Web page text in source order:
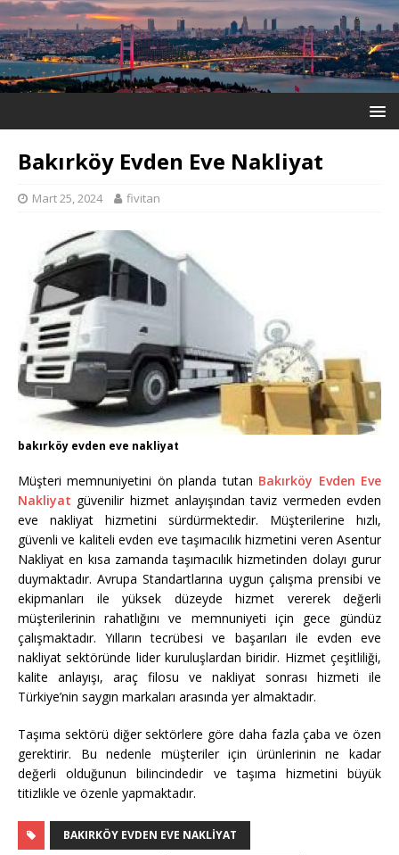
Bakırköy Evden Eve Nakliyat
Mart 25, 2024 fivitan
bakırköy evden eve nakliyat
Müşteri memnuniyetini ön planda tutan Bakırköy Evden Eve
Nakliyat güvenilir hizmet anlayışından taviz vermeden evden
eve nakliyat hizmetini sürdürmektedir. Müşterilerine hızlı,
güvenli ve kaliteli evden eve taşımacılık hizmetini veren Asentur
Nakliyat en kısa zamanda taşımacılık hizmetinden dolayı gurur
duymaktadır. Avrupa Standartlarına uygun çalışma prensibi ve
ekipmanları ile yüksek düzeyde hizmet vererek değerli
müşterilerinin rahatlığını ve memnuniyeti için gece gündüz
çalışmaktadır. Yılların tecrübesi ve başarıları ile evden eve
nakliyat sektöründe lider kuruluşlardan biridir. Hizmet çeşitliliği,
kalite anlayışı, araç filosu ve nakliyat sonrası hizmeti ile
Türkiye’nin saygın markaları arasında yer almaktadır.
Taşıma sektörü diğer sektörlere göre daha fazla çaba ve özen
gerektirir. Bu nedenle müşteriler için ürünlerinin ne kadar
değerli olduğunun bilincindedir ve taşıma hizmetini büyük
titizlikle ve özenle yapmaktadır.
BAKIRKÖY EVDEN EVE NAKLIYAT